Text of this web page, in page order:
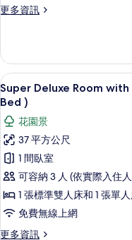
更多資訊
更
詳
情
顯
示
Super
Deluxe
Room
with
Extra
Bed
(
Double
15
Super Deluxe Room
Bed )
花園景
37 平方公尺
1 間臥室
可容納 3 人 (依實際入住
1 張標準雙人床和 1 張單
免費無線上網
更多資訊
更